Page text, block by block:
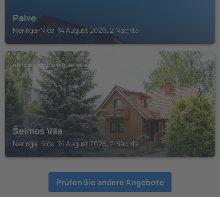
Palve
Neringa-Nida, 14 August 2026, 2 Nächte
NATIONALPARK KURISCHE NEHRUNG
Šeimos Vila
Neringa-Nida, 14 August 2026, 2 Nächte
Prüfen Sie andere Angebote